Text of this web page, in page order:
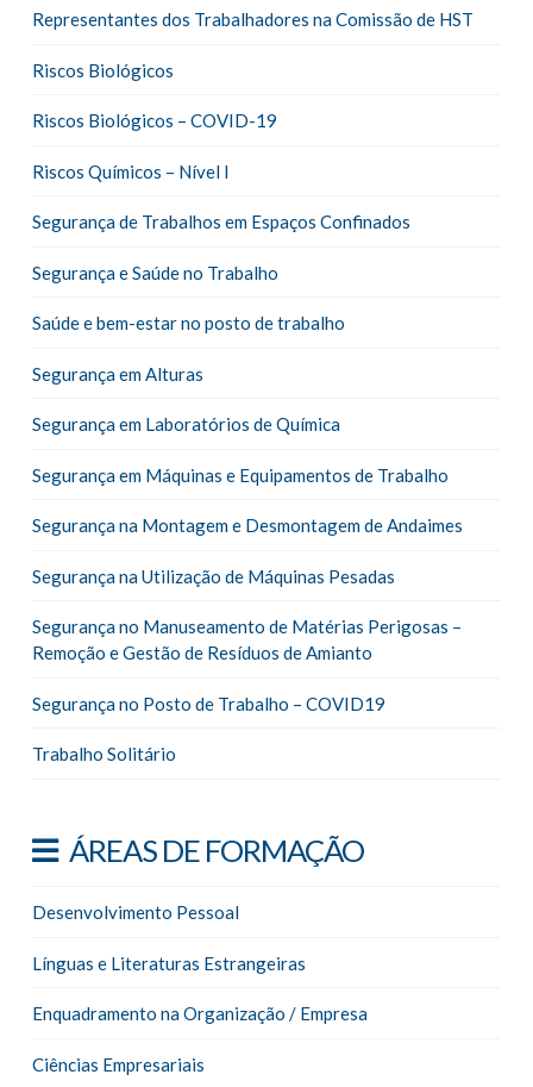
Representantes dos Trabalhadores na Comissão de HST
Riscos Biológicos
Riscos Biológicos – COVID-19
Riscos Químicos – Nível I
Segurança de Trabalhos em Espaços Confinados
Segurança e Saúde no Trabalho
Saúde e bem-estar no posto de trabalho
Segurança em Alturas
Segurança em Laboratórios de Química
Segurança em Máquinas e Equipamentos de Trabalho
Segurança na Montagem e Desmontagem de Andaimes
Segurança na Utilização de Máquinas Pesadas
Segurança no Manuseamento de Matérias Perigosas –
Remoção e Gestão de Resíduos de Amianto
Segurança no Posto de Trabalho – COVID19
Trabalho Solitário
ÁREAS DE FORMAÇÃO
Desenvolvimento Pessoal
Línguas e Literaturas Estrangeiras
Enquadramento na Organização / Empresa
Ciências Empresariais